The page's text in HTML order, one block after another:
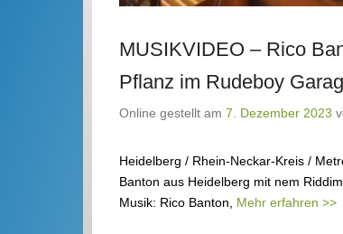
MUSIKVIDEO – Rico
Pflanz im Rudeboy
Online gestellt am 7. Dezember 2023
Heidelberg / Rhein-Neckar-Kreis /
Banton aus Heidelberg mit nem
Musik: Rico Banton, Mehr erfahren >>